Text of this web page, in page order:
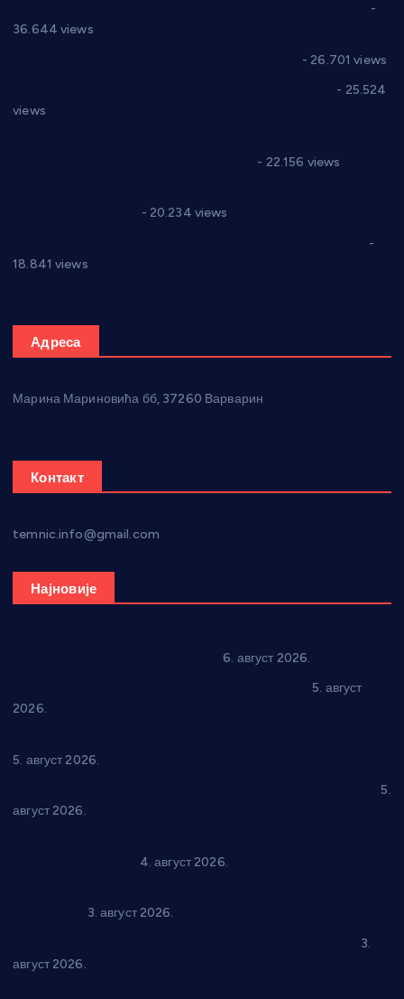
-
36.644 views
- 26.701 views
- 25.524
views
- 22.156 views
- 20.234 views
-
18.841 views
Адреса
Марина Мариновића бб, 37260 Варварин
Контакт
temnic.info@gmail.com
Најновије
6. август 2026.
5. август
2026.
5. август 2026.
5.
август 2026.
4. август 2026.
3. август 2026.
3.
август 2026.